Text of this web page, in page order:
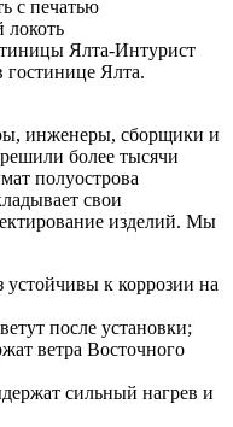
локоть
гостинице Ялта.
инженеры, сборщики и
более тысячи
полуострова
свои
изделий. Мы
к коррозии на
после установки;
ветра Восточного
сильный нагрев и